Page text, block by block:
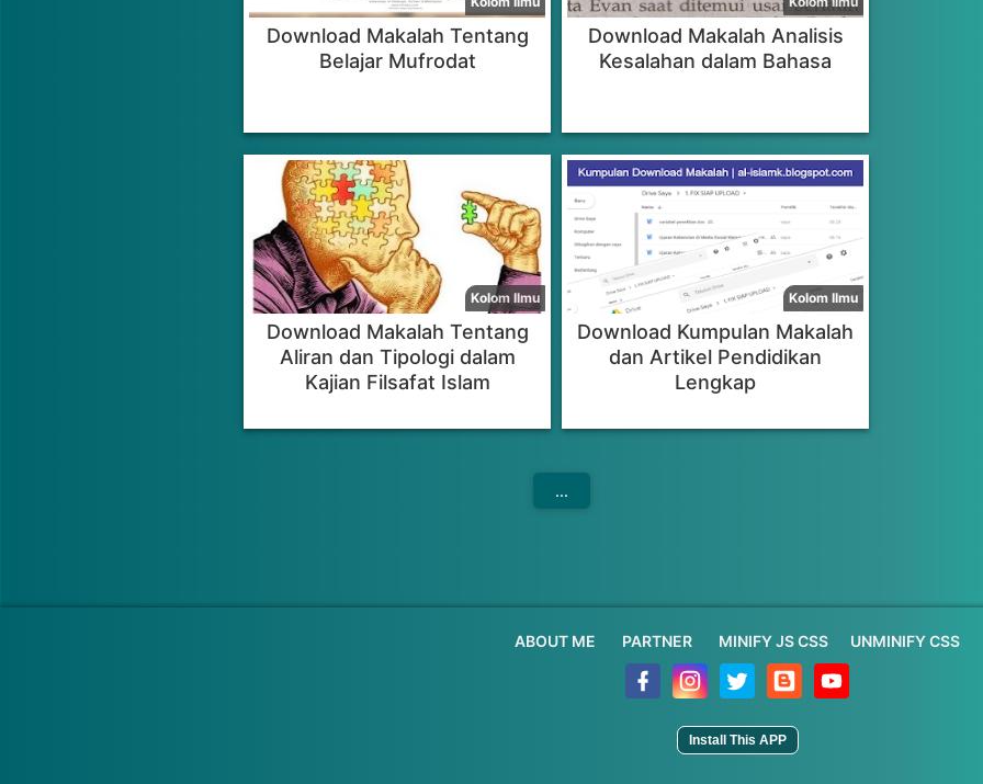
Download Makalah Tentang
Belajar Mufrodat
Download Makalah Analisis
Kesalahan dalam Bahasa
Download Makalah Tentang
Aliran dan Tipologi dalam
Kajian Filsafat Islam
Download Kumpulan Makalah
dan Artikel Pendidikan
Lengkap
...
ABOUT ME PARTNER MINIFY JS CSS UNMINIFY CSS
Install This APP